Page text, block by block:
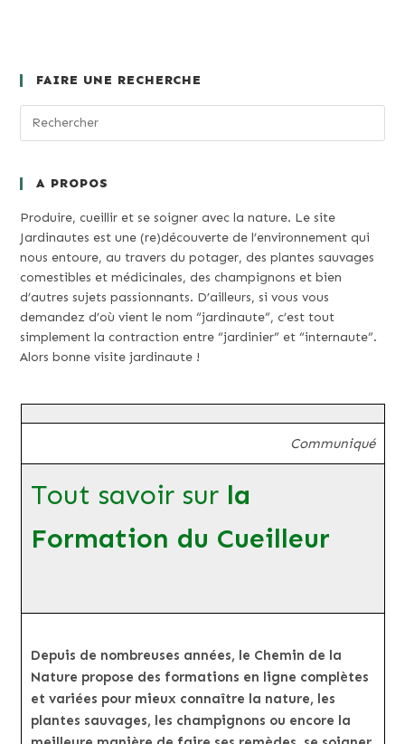
FAIRE UNE RECHERCHE
A PROPOS
Produire, cueillir et se soigner avec la nature. Le site
Jardinautes est une (re)découverte de l’environnement qui
nous entoure, au travers du potager, des plantes sauvages
comestibles et médicinales, des champignons et bien
d’autres sujets passionnants. D’ailleurs, si vous vous
demandez d’où vient le nom “jardinaute”, c’est tout
simplement la contraction entre “jardinier” et “internaute”.
Alors bonne visite jardinaute !
Communiqué
Tout savoir sur la
Formation du Cueilleur
Depuis de nombreuses années, le Chemin de la
Nature propose des formations en ligne complètes
et variées pour mieux connaître la nature, les
plantes sauvages, les champignons ou encore la